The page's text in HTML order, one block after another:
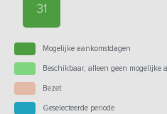
31
Mogelijke aankomstdagen
Beschikbaar, alleen geen mogelijke
Bezet
Geselecteerde periode